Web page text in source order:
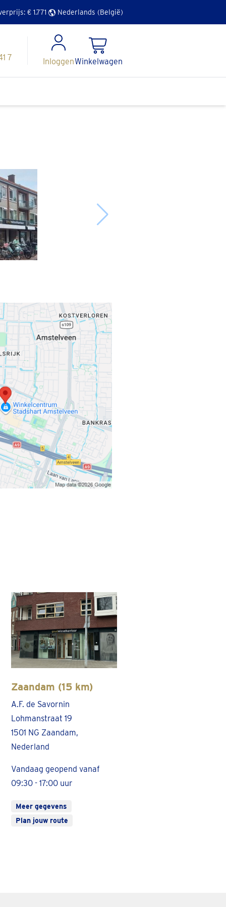
€ 1.771 Nederlands (België)
7
InloggenWinkelwagen
Zaandam (15 km)
A.F. de Savornin
Lohmanstraat 19
1501 NG Zaandam,
Nederland
Vandaag geopend vanaf
09:30 - 17:00 uur
Meer gegevens
Plan jouw route